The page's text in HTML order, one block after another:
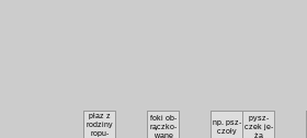
płaz z
ro­dzi­ny
ro­pu­
fo­ki ob­
rącz­ko­
wa­ne
np. psz­
czo­ły
pysz­
czek je­
ża